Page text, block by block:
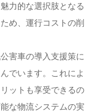
力的な選択肢となる
め、運行コストの削
害車の導入支援策に
でいます。これによ
ットも享受できるの
な物流システムの実